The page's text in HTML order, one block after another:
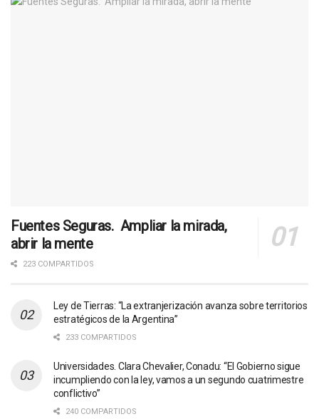
Fuentes Seguras. Ampliar la mirada,
abrir la mente
223 COMPARTIDOS
Ley de Tierras: “La extranjerización avanza sobre territorios
estratégicos de la Argentina”
233 COMPARTIDOS
Universidades. Clara Chevalier, Conadu: “El Gobierno sigue
incumpliendo con la ley, vamos a un segundo cuatrimestre
conflictivo”
240 COMPARTIDOS